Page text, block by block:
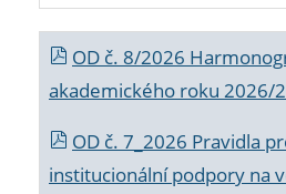
OD č. 8/2026
akademického roku 2026/
OD č. 7_2026 Pravidla
institucionální podpory na